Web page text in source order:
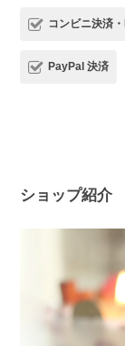
コンビニ決済
PayPal 決済
ショップ紹介